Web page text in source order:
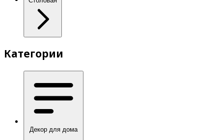
Категории
Декор для дома